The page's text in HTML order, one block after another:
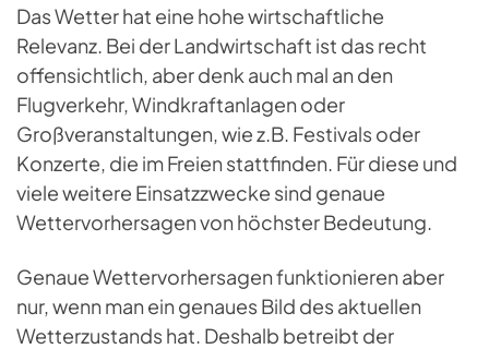
Das Wetter hat eine hohe wirtschaftliche
Relevanz. Bei der Landwirtschaft ist das recht
offensichtlich, aber denk auch mal an den
Flugverkehr, Windkraftanlagen oder
Großveranstaltungen, wie z.B. Festivals oder
Konzerte, die im Freien stattfinden. Für diese und
viele weitere Einsatzzwecke sind genaue
Wettervorhersagen von höchster Bedeutung.
Genaue Wettervorhersagen funktionieren aber
nur, wenn man ein genaues Bild des aktuellen
Wetterzustands hat. Deshalb betreibt der